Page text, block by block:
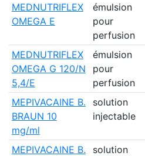
MEDNUTRIFLEX
OMEGA E
émulsion
pour
perfusion
MEDNUTRIFLEX
OMEGA G 120/N
5,4/E
émulsion
pour
perfusion
MEPIVACAINE B.
BRAUN 10
mg/ml
solution
injectable
MEPIVACAINE B.
solution